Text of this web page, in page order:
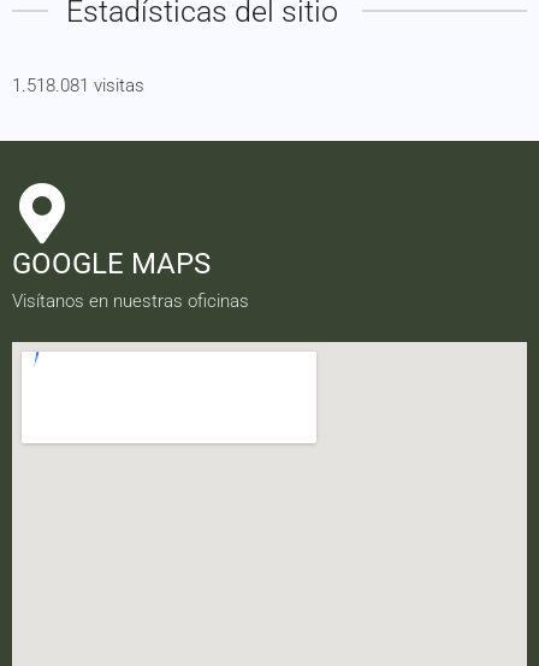
Estadísticas del sitio
1.518.081 visitas
GOOGLE MAPS
Visítanos en nuestras oficinas